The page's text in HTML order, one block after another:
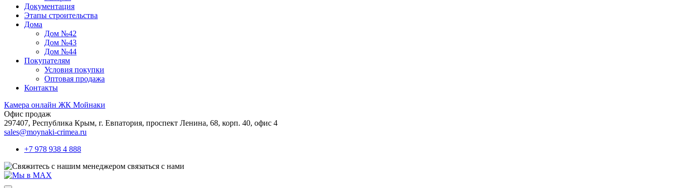
Документация
Этапы строительства
Дома
Дом №42
Дом №43
Дом №44
Покупателям
Условия покупки
Оптовая продажа
Контакты
Камера онлайн ЖК Мойнаки
Офис продаж
297407, Республика Крым, г. Евпатория, проспект Ленина, 68, корп. 40, офис 4
sales@moynaki-crimea.ru
+7 978 938 4 888
связаться с нами